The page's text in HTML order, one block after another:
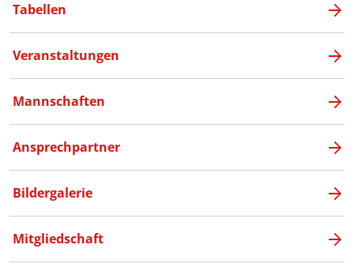
Tabellen
Veranstaltungen
Mannschaften
Ansprechpartner
Bildergalerie
Mitgliedschaft